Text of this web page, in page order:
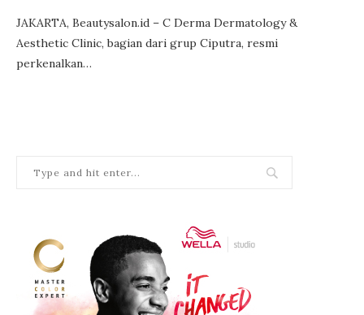
JAKARTA, Beautysalon.id – C Derma Dermatology &
Aesthetic Clinic, bagian dari grup Ciputra, resmi
perkenalkan…